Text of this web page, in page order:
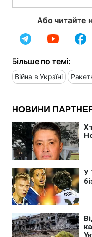
Або читайте
Більше по темі:
Війна в Україні